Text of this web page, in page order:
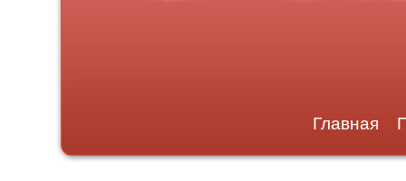
Главная